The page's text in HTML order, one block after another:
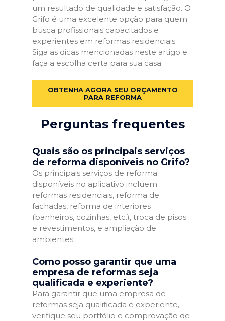
um resultado de qualidade e satisfação. O
Grifo é uma excelente opção para quem
busca profissionais capacitados e
experientes em reformas residenciais.
Siga as dicas mencionadas neste artigo e
faça a escolha certa para sua casa.
OBTENHA AGORA SEU ORÇAMENTO
PARA REFORMA
Perguntas frequentes
Quais são os principais serviços
de reforma disponíveis no Grifo?
Os principais serviços de reforma
disponíveis no aplicativo incluem
reformas residenciais, reforma de
fachadas, reforma de interiores
(banheiros, cozinhas, etc.), troca de pisos
e revestimentos, e ampliação de
ambientes.
Como posso garantir que uma
empresa de reformas seja
qualificada e experiente?
Para garantir que uma empresa de
reformas seja qualificada e experiente,
verifique seu portfólio e comprovação de